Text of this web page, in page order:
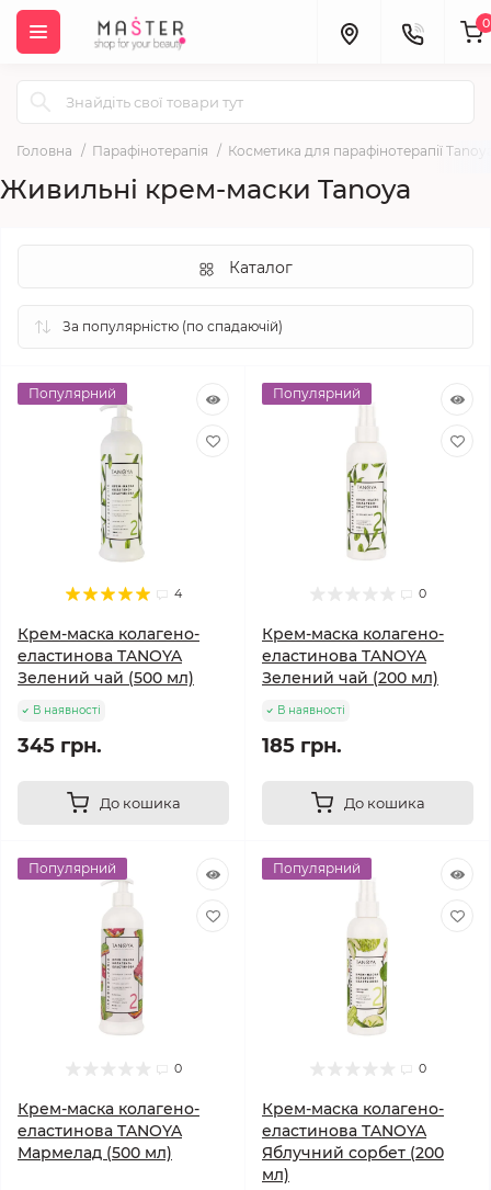
0
Головна Парафінотерапія Косметика для парафінотерапії
Живильні крем-маски Tanoya
Каталог
Популярний
4
Крем-маска колагено-
еластинова TANOYA
Зелений чай (500 мл)
В наявності
345 грн.
До кошика
Популярний
0
Крем-маска колагено-
еластинова TANOYA
Зелений чай (200 мл)
В наявності
185 грн.
До кошика
Популярний
0
Крем-маска колагено-
еластинова TANOYA
Мармелад (500 мл)
Популярний
0
Крем-маска колагено-
еластинова TANOYA
Яблучний сорбет (200
мл)